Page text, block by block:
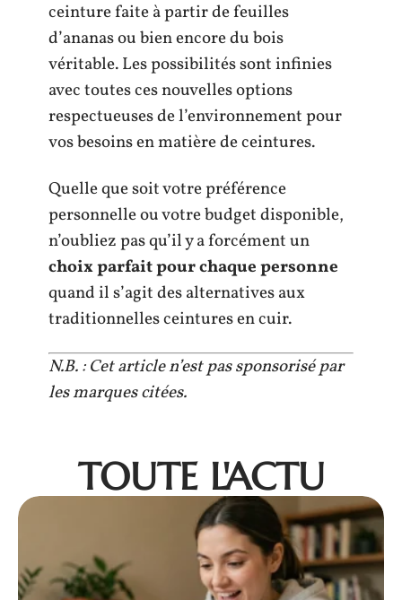
ceinture faite à partir de feuilles
d’ananas ou bien encore du bois
véritable. Les possibilités sont infinies
avec toutes ces nouvelles options
respectueuses de l’environnement pour
vos besoins en matière de ceintures.
Quelle que soit votre préférence
personnelle ou votre budget disponible,
n’oubliez pas qu’il y a forcément un
choix parfait pour chaque personne
quand il s’agit des alternatives aux
traditionnelles ceintures en cuir.
N.B. : Cet article n’est pas sponsorisé par
les marques citées.
TOUTE L'ACTU